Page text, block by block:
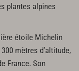
plantes alpines
étoile Michelin
mètres d’altitude,
France. Son